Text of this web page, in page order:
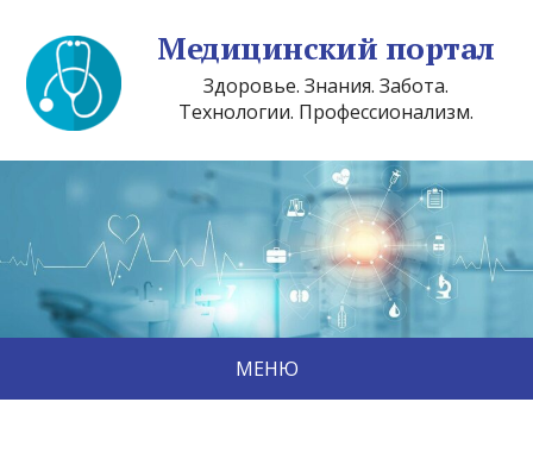
Медицинский портал
Здоровье. Знания. Забота.
Технологии. Профессионализм.
МЕНЮ